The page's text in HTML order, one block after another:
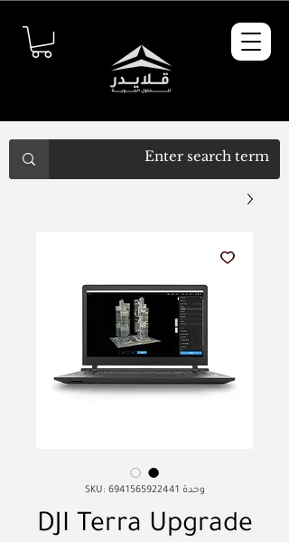
وحدة SKU: 6941565922441
DJI Terra Upgrade